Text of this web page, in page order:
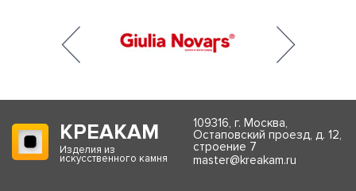
КРЕАКАМ
Изделия из
искусственного камня
109316, г. Москва,
Остаповский проезд, д. 12,
строение 7
master@kreakam.ru